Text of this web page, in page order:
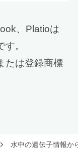
、Platioは
。
たは登録商標
水中の遺伝子情報か